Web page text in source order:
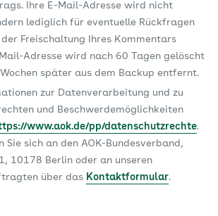
Ihre E-Mail-Adresse wird nicht
lediglich für eventuelle Rückfragen
der Freischaltung Ihres Kommentars
Adresse wird nach 60 Tagen gelöscht
später aus dem Backup entfernt.
zur Datenverarbeitung und zu
und Beschwerdemöglichkeiten
www.aok.de/pp/datenschutzrechte.
Sie sich an den AOK-Bundesverband,
10178 Berlin oder an unseren
über das Kontaktformular.